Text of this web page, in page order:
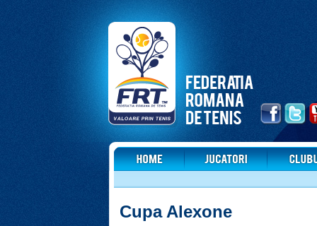
Cupa Alexone